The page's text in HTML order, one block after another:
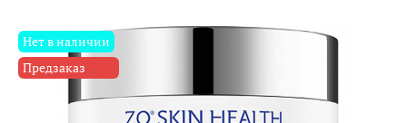
Нет в наличии
Предзаказ